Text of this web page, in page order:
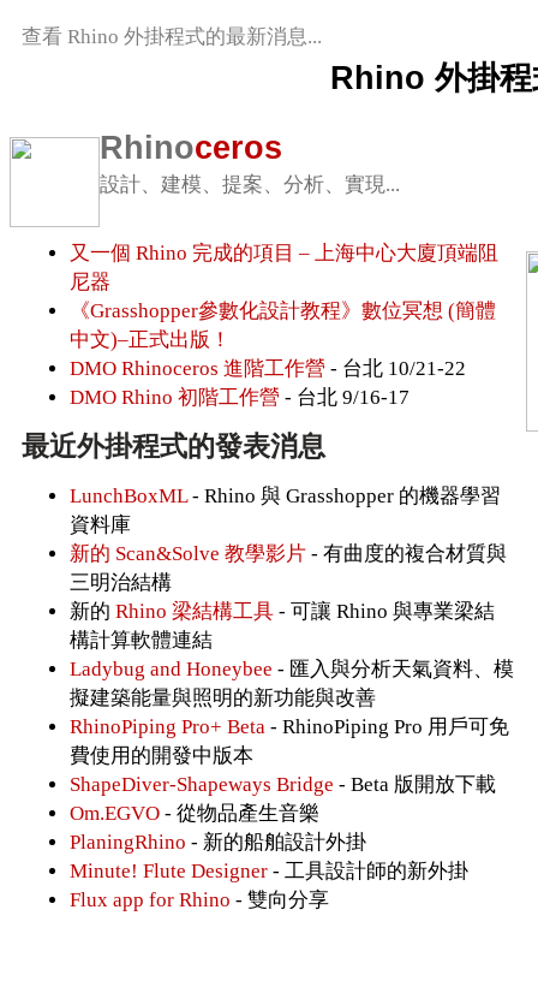
查看 Rhino 外掛程式的最新消息...
Rhino 外掛
Rhinoceros
設計、建模、提案、分析、實現...
又一個 Rhino 完成的項目 – 上海中心大廈頂端阻
尼器
《Grasshopper參數化設計教程》數位冥想 (簡體
中文)–正式出版！
DMO Rhinoceros 進階工作營 - 台北 10/21-22
DMO Rhino 初階工作營 - 台北 9/16-17
最近外掛程式的發表消息
LunchBoxML- Rhino 與 Grasshopper 的機器學習
資料庫
新的 Scan&Solve 教學影片 - 有曲度的複合材質與
三明治結構
新的 Rhino 梁結構工具 - 可讓 Rhino 與專業梁結
構計算軟體連結
Ladybug and Honeybee - 匯入與分析天氣資料、模
擬建築能量與照明的新功能與改善
RhinoPiping Pro+ Beta - RhinoPiping Pro 用戶可免
費使用的開發中版本
ShapeDiver-Shapeways Bridge - Beta 版開放下載
Om.EGVO - 從物品產生音樂
PlaningRhino - 新的船舶設計外掛
Minute! Flute Designer - 工具設計師的新外掛
Flux app for Rhino - 雙向分享